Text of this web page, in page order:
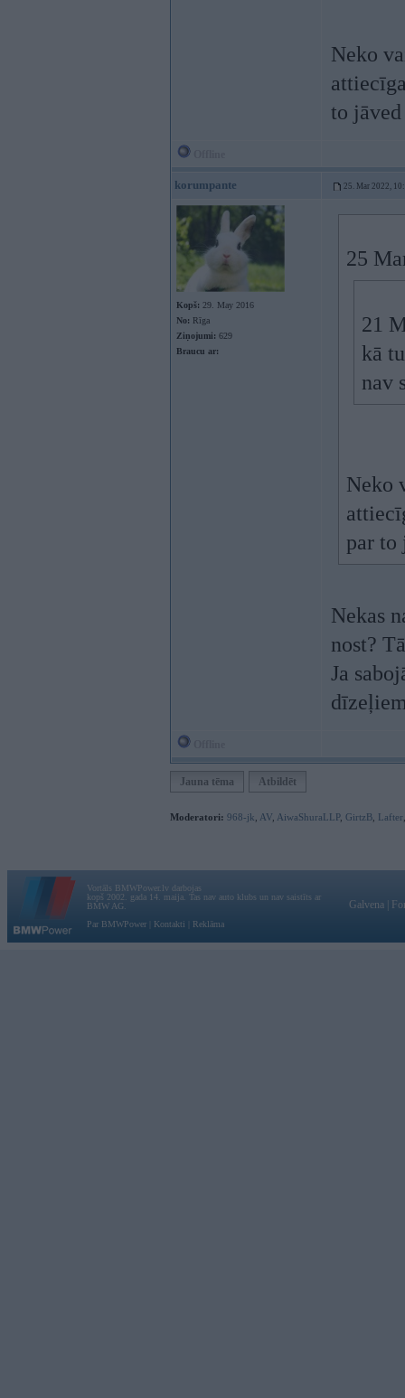
Neko
to
korumpante 25. Mar 2022,
Kopš: 29. May 2016
No: Rīga
Ziņojumi: 629
Braucu ar:
25
21
kā
nav
Neko
par to
Nekas
nost?
Ja
Jauna tēma Atbildēt
Moderatori: 968-jk AV AiwaShuraLLP, GirtzB Lafter
Vortāls BMWPower.lv darbojas
kopš 2002. gada 14. maija. Tas nav auto klubs un nav saistīts ar
BMW AG.
Par BMWPower
Kontakti Reklāma
Galvena